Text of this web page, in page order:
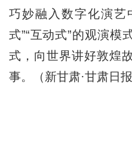
巧妙融入数字化演艺
式”“互动式”的观演模
式，向世界讲好敦煌
事。（新甘肃·甘肃日